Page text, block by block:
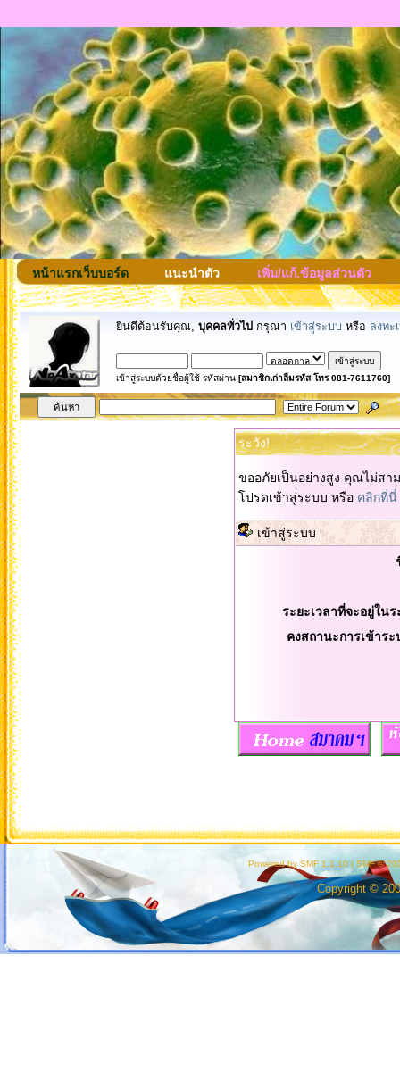
หน้าแรกเว็บบอร์ด แนะนำตัว เพิ่ม/แก้.ข้อมูลส่วนตัว
ยินดีต้อนรับคุณ, บุคคลทั่วไป กรุณา เข้าสู่ระบบ หรือ ลงทะ
เข้าสู่ระบบด้วยชื่อผู้ใช้ รหัสผ่าน [สมาชิกเก่าลืมรหัส โทร 081-7611760]
ระวัง!
ขออภัยเป็นอย่างสูง คุณไม่ส
โปรดเข้าสู่ระบบ หรือ คลิกที่นี่
เข้าสู่ระบบ
ระยะเวลาที่จะอยู่ใน
คงสถานะการเข้าร
Powered by SMF 1.1.10 | SMF ©
Copyright ©